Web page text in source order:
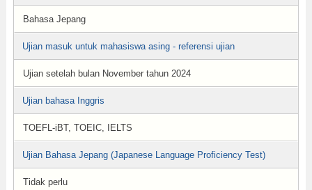
Bahasa Jepang
Ujian masuk untuk mahasiswa asing - referensi ujian
Ujian setelah bulan November tahun 2024
Ujian bahasa Inggris
TOEFL-iBT, TOEIC, IELTS
Ujian Bahasa Jepang (Japanese Language Proficiency Test)
Tidak perlu